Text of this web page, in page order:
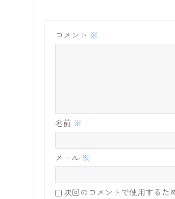
コメント ※
名前 ※
メール ※
次回のコメントで使用するた